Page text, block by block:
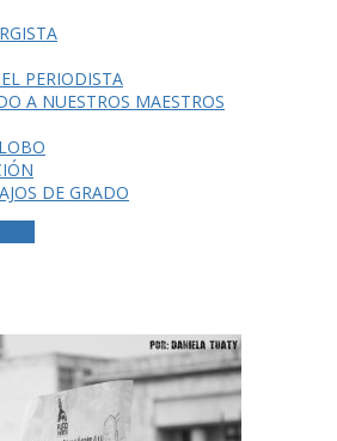
PERIODISTA
A NUESTROS MAESTROS
DE GRADO